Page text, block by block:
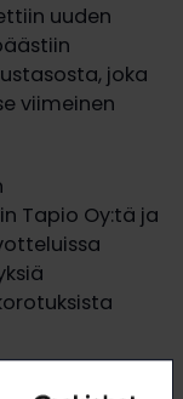
uuden
joka
viimeinen
Tapio Oy:tä ja